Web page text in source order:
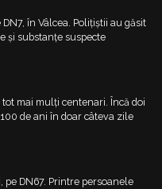
în Vâlcea. Polițiștii au găsit
și substanțe suspecte
tot mai mulți centenari. Încă doi
de ani în doar câteva zile
pe DN67. Printre persoanele